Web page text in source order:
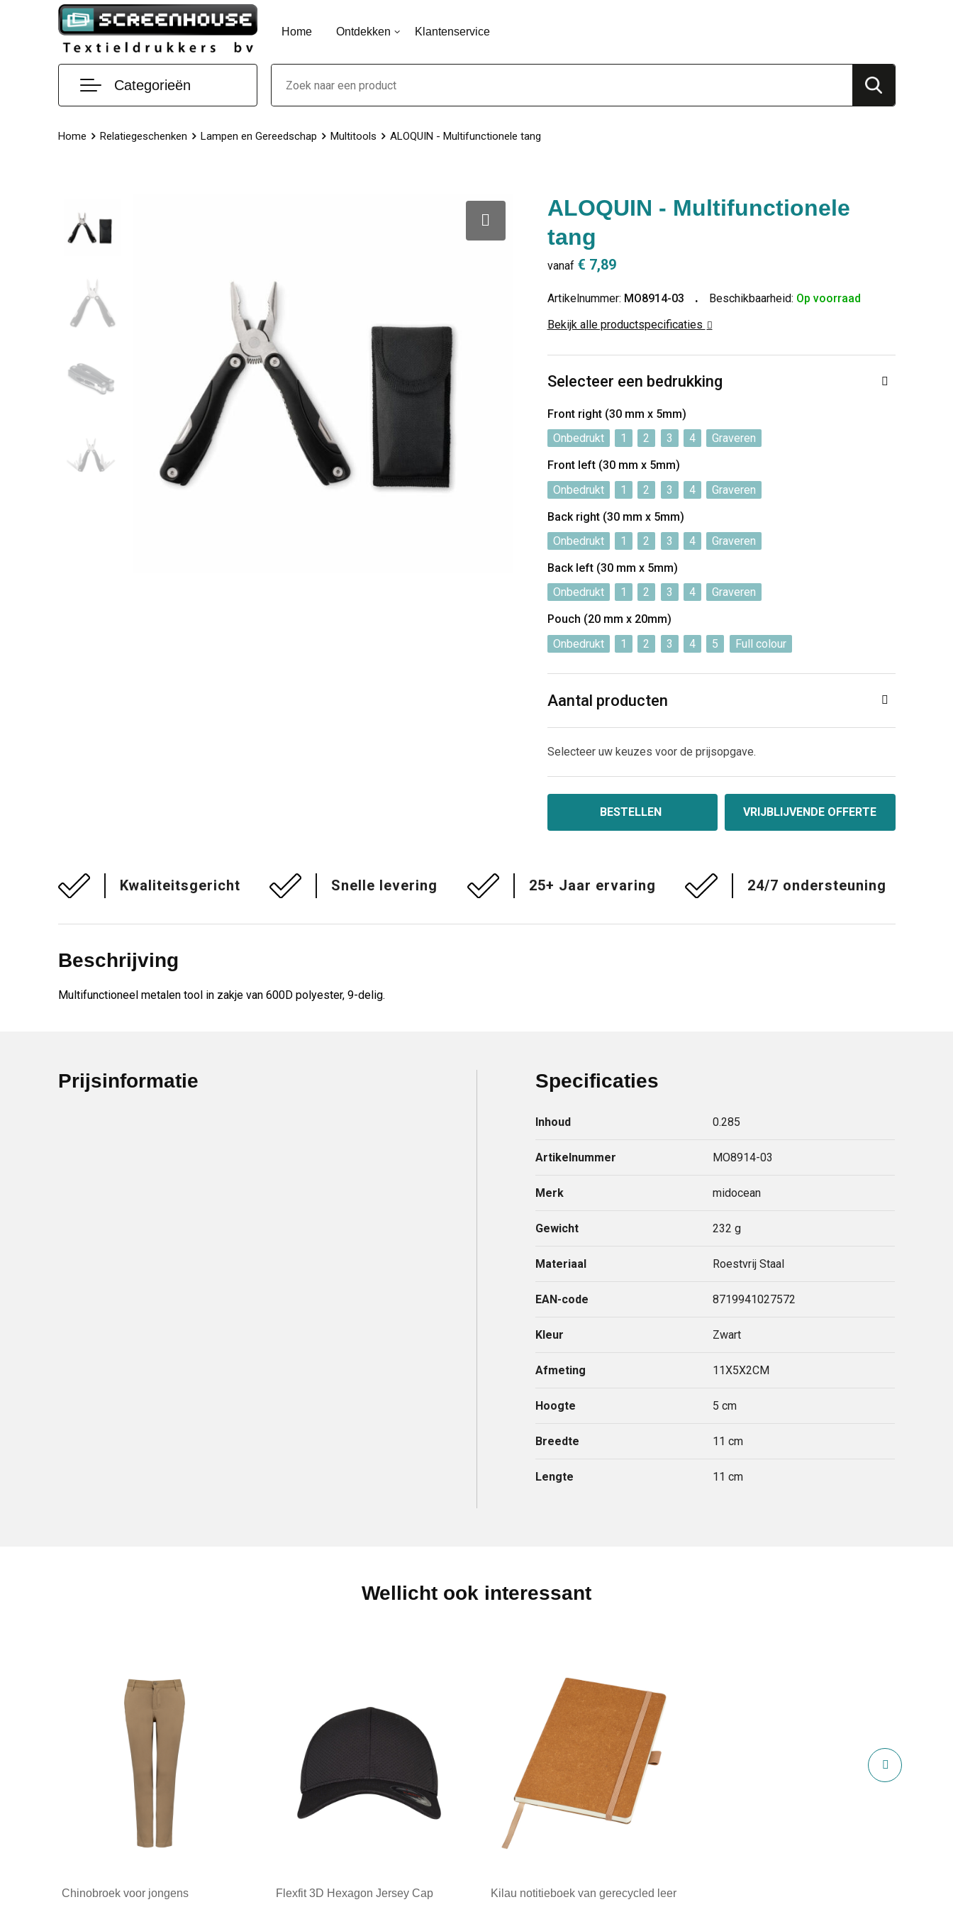
Home Ontdekken Klantenservice
Categorieën
Home Relatiegeschenken Lampen en Gereedschap Multitools ALOQUIN - Multifunctionele tang
ALOQUIN - Multifunctionele
tang
vanaf € 7,89
Artikelnummer: MO8914-03 Beschikbaarheid: Op voorraad
Bekijk alle productspecificaties
Selecteer een bedrukking
Front right (30 mm x 5mm)
Onbedrukt
1 2 3 4
Graveren
Front left (30 mm x 5mm)
Onbedrukt
1 2 3 4
Graveren
Back right (30 mm x 5mm)
Onbedrukt
1 2 3 4
Graveren
Back left (30 mm x 5mm)
Onbedrukt
1 2 3 4
Graveren
Pouch (20 mm x 20mm)
Onbedrukt
1 2 3 4 5 Full colour
Aantal producten
Selecteer uw keuzes voor de prijsopgave.
BESTELLEN VRIJBLIJVENDE OFFERTE
Kwaliteitsgericht Snelle levering 25+ Jaar ervaring 24/7 ondersteuning
Beschrijving
Multifunctioneel metalen tool in zakje van 600D polyester, 9-delig.
Prijsinformatie Specificaties
Inhoud 0.285
Artikelnummer MO8914-03
Merk midocean
Gewicht 232 g
Materiaal Roestvrij Staal
EAN-code 8719941027572
Kleur Zwart
Afmeting 11X5X2CM
Hoogte 5 cm
Breedte 11 cm
Lengte 11 cm
Wellicht ook interessant
Chinobroek voor jongens Flexfit 3D Hexagon Jersey Cap Kilau notitieboek van gerecycled leer